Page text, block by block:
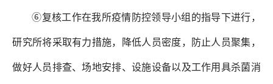
⑥复核工作在我所疫情防控领导小组的指导下进行，
研究所将采取有力措施，降低人员密度，防止人员聚集，
做好人员排查、场地安排、设施设备以及工作用具杀菌消